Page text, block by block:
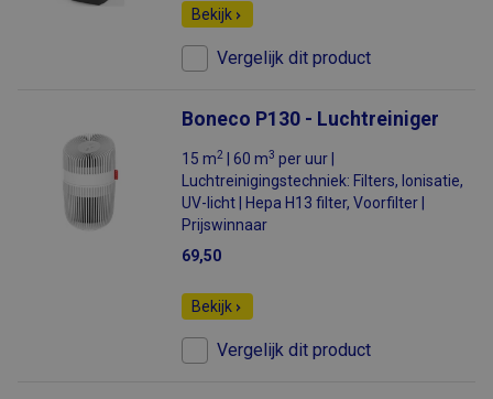
Bekijk
Vergelijk dit product
Boneco P130 - Luchtreiniger
15 m2 | 60 m3 per uur |
Luchtreinigingstechniek: Filters, Ionisatie,
UV-licht | Hepa H13 filter, Voorfilter |
Prijswinnaar
69,50
Bekijk
Vergelijk dit product